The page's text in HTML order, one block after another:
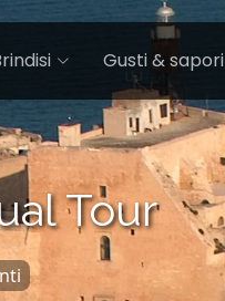
Gusti & sapori
Tour